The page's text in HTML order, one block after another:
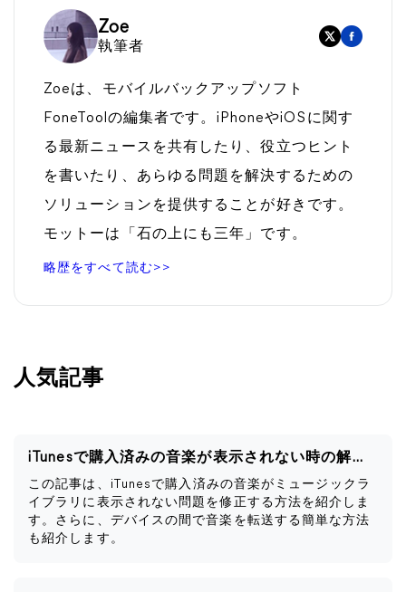
Zoe
執筆者
Zoeは、モバイルバックアップソフト
FoneToolの編集者です。iPhoneやiOSに関す
る最新ニュースを共有したり、役立つヒント
を書いたり、あらゆる問題を解決するための
ソリューションを提供することが好きです。
モットーは「石の上にも三年」です。
略歴をすべて読む>>
人気記事
iTunesで購入済みの音楽が表示されない時の解決策
この記事は、iTunesで購入済みの音楽がミュージックラ
イブラリに表示されない問題を修正する方法を紹介しま
す。さらに、デバイスの間で音楽を転送する簡単な方法
も紹介します。